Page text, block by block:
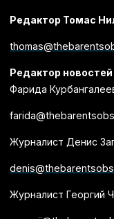
Редактор Томас
Редактор новостей
Фарида
Журналист Денис
Журналист Георгий